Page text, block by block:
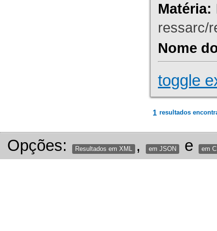
Matéria:
ressarc/
Nome
toggle
1 resultados
Opções: Resultados em XML , em JSON e em